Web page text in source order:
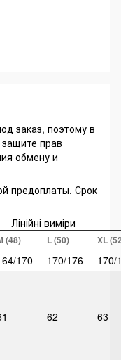
заказ, поэтому в
прав
обмену и
предоплаты. Срок
Лінійні виміри
(48) L (50) XL
170 170/176
170/
62 63